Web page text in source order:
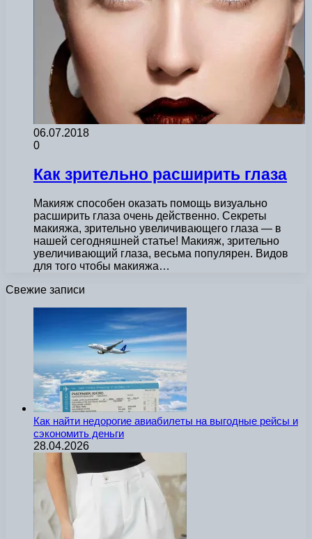
06.07.2018
0
Как зрительно расширить глаза
Макияж способен оказать помощь визуально
расширить глаза очень действенно. Секреты
макияжа, зрительно увеличивающего глаза — в
нашей сегодняшней статье! Макияж, зрительно
увеличивающий глаза, весьма популярен. Видов
для того чтобы макияжа…
Свежие записи
Как найти недорогие авиабилеты на выгодные рейсы и
сэкономить деньги
28.04.2026